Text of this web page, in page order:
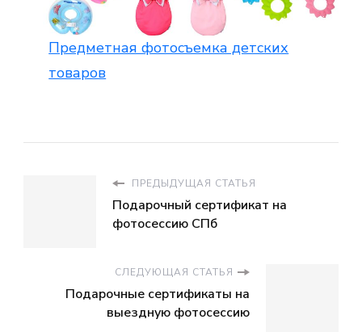
Предметная фотосъемка детских
товаров
ПРЕДЫДУЩАЯ СТАТЬЯ
Подарочный сертификат на
фотосессию СПб
СЛЕДУЮЩАЯ СТАТЬЯ
Подарочные сертификаты на
выездную фотосессию